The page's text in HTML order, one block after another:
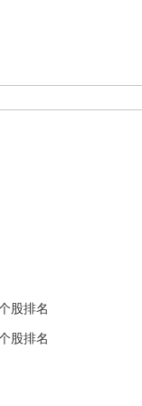
股排名
股排名